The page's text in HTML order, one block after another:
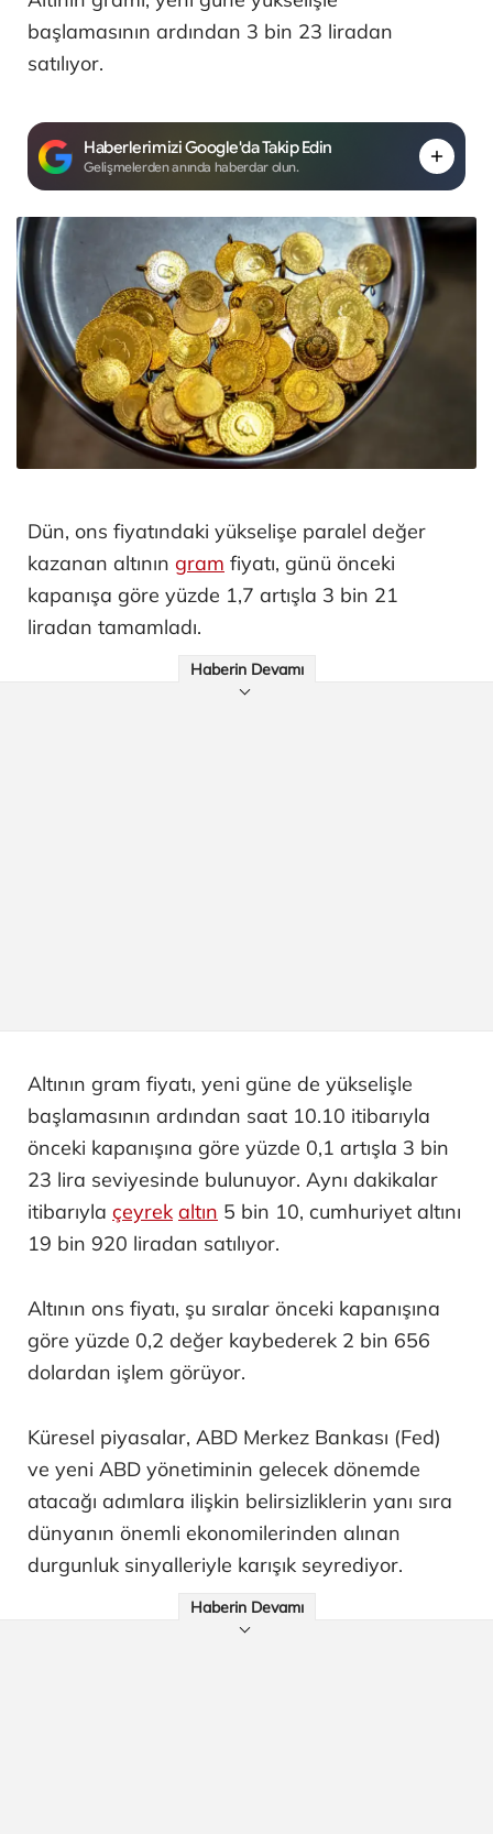
başlamasının ardından 3 bin 23 liradan
satılıyor.
Haberlerimizi Google'da Takip Edin
Gelişmelerden anında haberdar olun.
Dün, ons fiyatındaki yükselişe paralel değer
kazanan altının gram fiyatı, günü önceki
kapanışa göre yüzde 1,7 artışla 3 bin 21
liradan tamamladı.
Haberin Devamı
Altının gram fiyatı, yeni güne de yükselişle
başlamasının ardından saat 10.10 itibarıyla
önceki kapanışına göre yüzde 0,1 artışla 3 bin
23 lira seviyesinde bulunuyor. Aynı dakikalar
itibarıyla çeyrek altın 5 bin 10, cumhuriyet altını
19 bin 920 liradan satılıyor.
Altının ons fiyatı, şu sıralar önceki kapanışına
göre yüzde 0,2 değer kaybederek 2 bin 656
dolardan işlem görüyor.
Küresel piyasalar, ABD Merkez Bankası (Fed)
ve yeni ABD yönetiminin gelecek dönemde
atacağı adımlara ilişkin belirsizliklerin yanı sıra
dünyanın önemli ekonomilerinden alınan
durgunluk sinyalleriyle karışık seyrediyor.
Haberin Devamı